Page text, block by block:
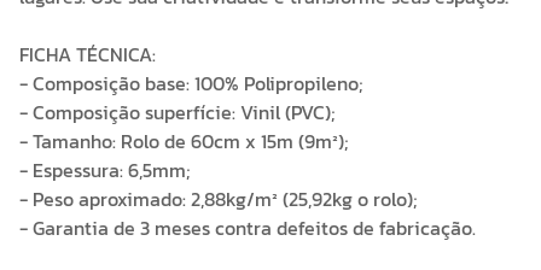
FICHA TÉCNICA:
- Composição base: 100% Polipropileno;
- Composição superfície: Vinil (PVC);
- Tamanho: Rolo de 60cm x 15m (9m²);
- Espessura: 6,5mm;
- Peso aproximado: 2,88kg/m² (25,92kg o rolo);
- Garantia de 3 meses contra defeitos de fabricação.